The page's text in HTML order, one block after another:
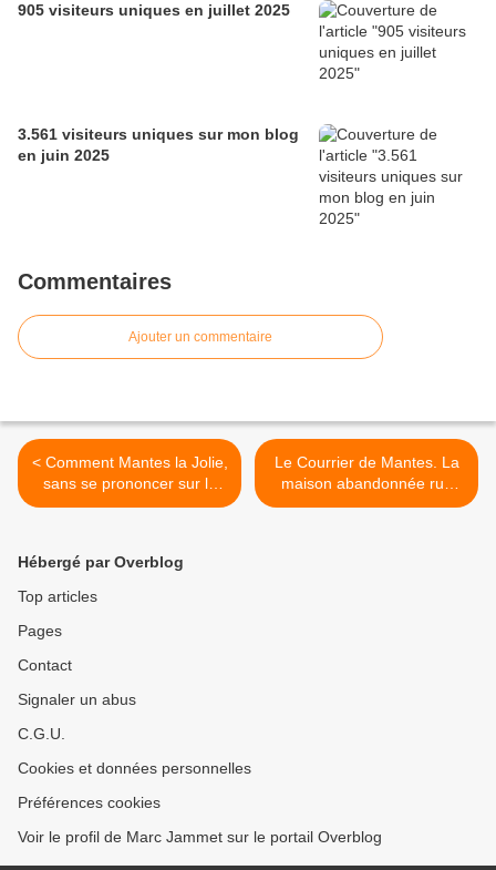
905 visiteurs uniques en juillet 2025
3.561 visiteurs uniques sur mon blog
en juin 2025
Commentaires
Ajouter un commentaire
< Comment Mantes la Jolie,
sans se prononcer sur le
projet d'intégration forcée,
Le Courrier de Mantes. La
maison abandonnée rue
Fernand Bodet mise en
Hébergé par Overblog
Top articles
Pages
Contact
Signaler un abus
C.G.U.
Cookies et données personnelles
Préférences cookies
Voir le profil de Marc Jammet sur le portail Overblog